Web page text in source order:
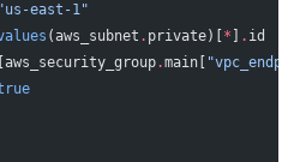
east-1"
(aws_subnet . private)[ * . id
.main[